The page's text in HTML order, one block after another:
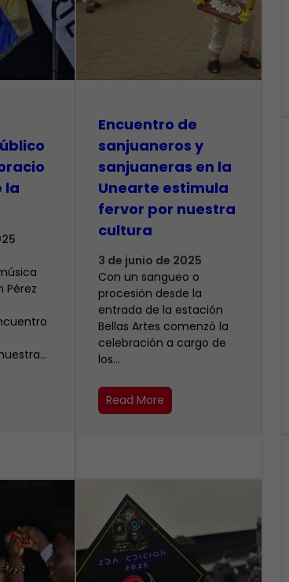
la
Pérez
Encuentro de
sanjuaneros y
sanjuaneras en la
Unearte estimula
fervor por nuestra
cultura
3 de junio de 2025
Con un sangueo o
procesión desde la
entrada de la estación
Bellas Artes comenzó la
celebración a cargo de
los…
Read More